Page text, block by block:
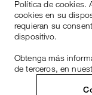
Política de cookies.
cookies en su
requieran su
dispositivo.
Obtenga más
de terceros, en